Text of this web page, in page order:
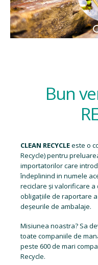
Bun
CLEAN RECYCLEeste o
Recycle) pentru
importatorilor care
îndeplinind in numele
reciclare și valorificare
obligațiile de raportare
deșeurile de ambalaje.
Misiunea noastra? Sa
toate companiile de
peste 600 de mari
Recycle.